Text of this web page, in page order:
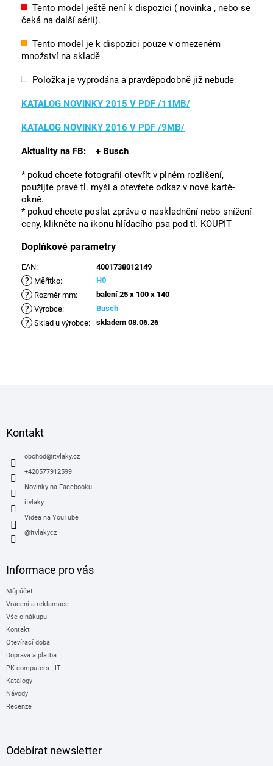
Tento model ještě není k dispozici ( novinka , nebo se
čeká na další sérii).
Tento model je k dispozici pouze v omezeném
množství na skladě
Položka je vyprodána a pravděpodobně již nebude
KATALOG NOVINKY 2015 V PDF /11MB/
KATALOG NOVINKY 2016 V PDF /9MB/
Aktuality na FB: + Busch
* pokud chcete fotografii otevřít v plném rozlišení,
použijte pravé tl. myši a otevřete odkaz v nové kartě-
okně.
* pokud chcete poslat zprávu o naskladnění nebo snížení
ceny, klikněte na ikonu hlídacího psa pod tl. KOUPIT
Doplňkové parametry
EAN: 4001738012149
? Měřítko: H0
? Rozměr mm: balení 25 x 100 x 140
? Výrobce: Busch
? Sklad u výrobce: skladem 08.06.26
Kontakt
obchod@itvlaky.cz
+420577912599
Novinky na Facebooku
itvlaky
Videa na YouTube
@itvlakycz
Informace pro vás
Můj účet
Vrácení a reklamace
Vše o nákupu
Kontakt
Otevírací doba
Doprava a platba
PK computers - IT
Katalogy
Návody
Recenze
Odebírat newsletter